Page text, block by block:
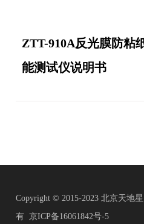
ZTT-910A反光膜防粘
能测试仪说明书
Copyright © 2015-2023 北京天地
有京ICP备16061842号-5